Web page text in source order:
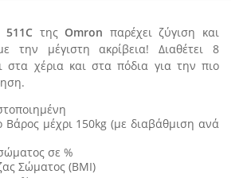
511Cτης Omron παρέχει ζύγιση και
την μέγιστη ακρίβεια! Διαθέτει 8
στα χέρια και στα πόδια για την πιο
Βάρος μέχρι 150kg (με διαβάθμιση ανά
σε %
Σώματος (BMI)